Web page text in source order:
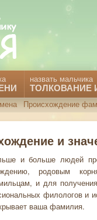
назвать мальчика
ТОЛКОВАНИЕ
Происхождение
и
и больше людей
родовым
и для
филологов и
ваша фамилия.